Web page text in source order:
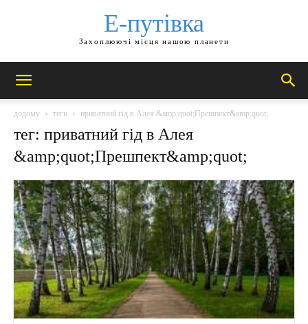
Е-путівка
Захоплюючі місця нашою планети
додому теги приватний гід в Алея &amp;quot;Прешпект&amp;quot;
тег: приватний гід в Алея
&amp;quot;Прешпект&amp;quot;